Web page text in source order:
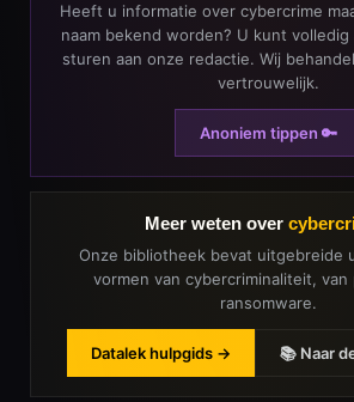
Heeft u informatie over cybercrime
naam bekend worden? U kunt
sturen aan onze redactie. Wij
vertrouwelijk.
Anoniem tippen 🔑
Meer weten over
Onze bibliotheek bevat uitgebreide
vormen van cybercriminaliteit,
ransomware.
Datalek hulpgids → 📚 Naar